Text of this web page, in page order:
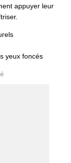
appuyer leur
yeux foncés